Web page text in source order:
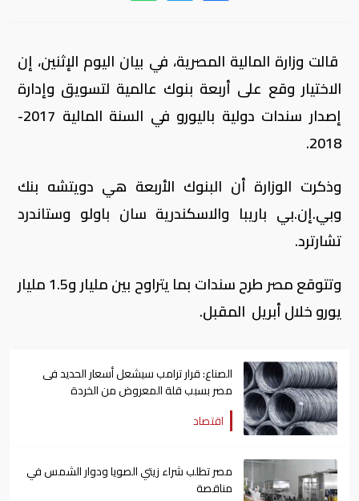
قالت وزارة المالية المصرية، في بيان اليوم الإثنين، إن
الاختيار وقع على أربعة بنوك عالمية لتسويق وإدارة
إصدار سندات دولية باليورو في السنة المالية 2017-
2018.
وذكرت الوزارة أن البنوك الأربعة هي دويتشه بنك
وبي.إن.بي باريبا والاسكندرية سان باولو وستاندرد
تشارترد.
وتتوقع مصر طرح سندات بما يتراوح بين مليار و1.5 مليار
يورو خلال أبريل المقبل.
الصناع: قرار ترامب سيشعل أسعار الحديد فى
مصر بسبب قلة المعروض من الخردة
اقتصاد
مصر تطلب شراء زيتي الصويا ودوار الشمس في
مناقصة